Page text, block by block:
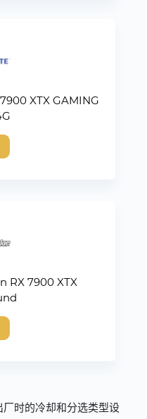
XTX GAMING
RX 7900 XTX
时的冷却和分选类型设